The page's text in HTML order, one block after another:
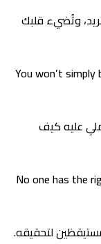
وتُضيء قلبك
You won’t
عليه كيف
No one has the
لتحقيقه.